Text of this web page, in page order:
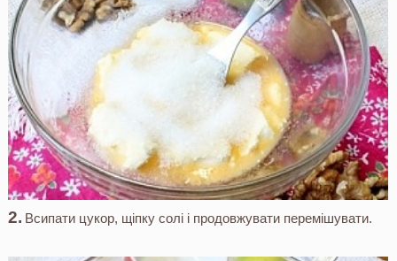
Всипати цукор, щіпку солі і продовжувати перемішувати.